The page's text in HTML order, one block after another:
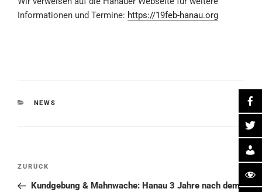
Informationen und Termine: https://19feb-hanau.org
KATEGORIEN
NEWS
Beitragsnavigation
Vorheriger
Beitrag
ZURÜCK
Kundgebung & Mahnwache: Hanau 3 Jahre nach dem